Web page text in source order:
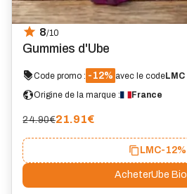
8/10
Gummies d'Ube
Code promo : -12% avec le codeLMC
Origine de la marque :
France
24.90€21.91€
LMC-12%
AcheterUbe Bio